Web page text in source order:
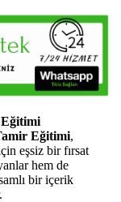
Eğitimi,
eşsiz bir fırsat
hem de
bir içerik